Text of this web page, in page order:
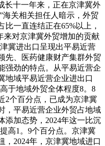
长十一年来，正在京津冀外
海关相关担任人暗示，外贸
一直连结正在65%以上，
来对京津冀外贸增加的贡献
冀进出口呈现出平易近营
先、医药健康财产集群外贸
强劲的特点。从平易近营企
地域平易近营企业进出口
于地域外贸全体程度8。8
2个百分点，已成为京津冀
，平易近营企业外贸占地域
添加态势，2024年这一比沉
高1。9个百分点。京津冀
，2024年，京津冀地域进口